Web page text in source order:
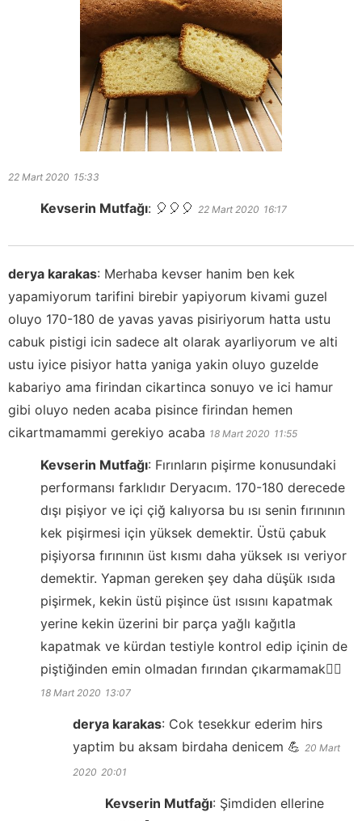
22 Mart 2020 15:33
Kevserin Mutfağı: 🎈🎈🎈 22 Mart 2020 16:17
derya karakas: Merhaba kevser hanim ben kek
yapamiyorum tarifini birebir yapiyorum kivami guzel
oluyo 170-180 de yavas yavas pisiriyorum hatta ustu
cabuk pistigi icin sadece alt olarak ayarliyorum ve alti
ustu iyice pisiyor hatta yaniga yakin oluyo guzelde
kabariyo ama firindan cikartinca sonuyo ve ici hamur
gibi oluyo neden acaba pisince firindan hemen
cikartmamammi gerekiyo acaba 18 Mart 2020 11:55
Kevserin Mutfağı: Fırınların pişirme konusundaki
performansı farklıdır Deryacım. 170-180 derecede
dışı pişiyor ve içi çiğ kalıyorsa bu ısı senin fırınının
kek pişirmesi için yüksek demektir. Üstü çabuk
pişiyorsa fırınının üst kısmı daha yüksek ısı veriyor
demektir. Yapman gereken şey daha düşük ısıda
pişirmek, kekin üstü pişince üst ısısını kapatmak
yerine kekin üzerini bir parça yağlı kağıtla
kapatmak ve kürdan testiyle kontrol edip içinin de
piştiğinden emin olmadan fırından çıkarmamak👍🏻
18 Mart 2020 13:07
derya karakas: Cok tesekkur ederim hirs
yaptim bu aksam birdaha denicem 💪 20 Mart
2020 20:01
Kevserin Mutfağı: Şimdiden ellerine